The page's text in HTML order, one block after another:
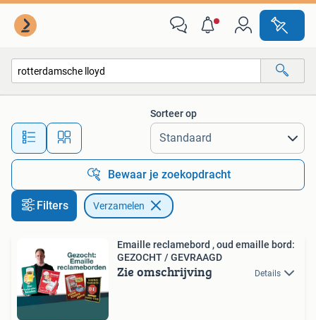
Alle afstanden…
Sorteer op
Bewaar je zoekopdracht
Filters Verzamelen
Emaille reclamebord , oud emaille bord:
GEZOCHT / GEVRAAGD
Zie omschrijving Details